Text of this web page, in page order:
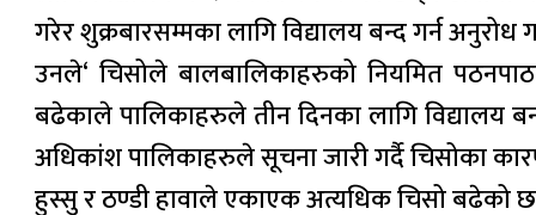
गरेर शुक्रबारसम्मका लागि विद्यालय बन्द गर्न
उनले‘ चिसोले बालबालिकाहरुको नियमित
बढेकाले पालिकाहरुले तीन दिनका लागि विद्यालय
अधिकांश पालिकाहरुले सूचना जारी गर्दै चिसोका
हुस्सु र ठण्डी हावाले एकाएक अत्यधिक चिसो बढेको